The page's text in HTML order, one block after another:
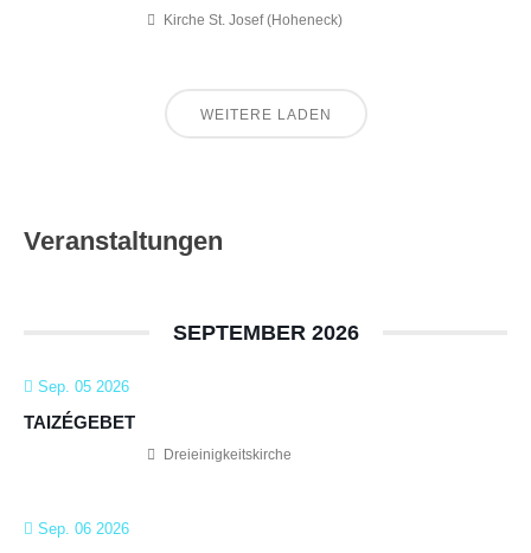
Kirche St. Josef (Hoheneck)
WEITERE LADEN
Veranstaltungen
SEPTEMBER 2026
Sep. 05 2026
TAIZÉGEBET
Dreieinigkeitskirche
Sep. 06 2026